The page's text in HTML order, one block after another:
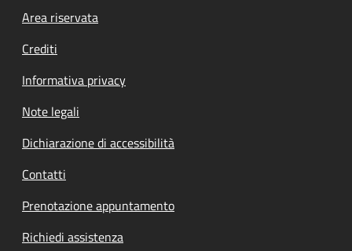
Footer menu
Area riservata
Crediti
Informativa privacy
Note legali
Dichiarazione di accessibilità
Contatti
Prenotazione appuntamento
Richiedi assistenza